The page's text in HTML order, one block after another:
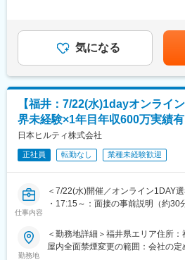
（2）配属先での就業スタート（配
（3）入社3年目～キャリアUP支援
※面談を行い、ご本人の強みを更に
修を受講していただきます。ベテ
充実しています。
ご希望を最大限加味してキャリア
その際、ニーズやポジションに合わ
談、給料UPも叶います！
■当社の魅力：
・ワールドインテックのワークスタ
成をともに考え、自分にあった分野
・実務に必要なスキルを身に付け
あり、様々な技術を身につけること
能性があります。月給(月額)は固定
気になる
【福井：7/22(水)1dayオンライ
界未経験×1年目年収600万実績有
日本ヒルティ株式会社
正社員 転勤なし 業種未経験歓迎
仕事内容
＜7/22(水)開催／オンライン1DAY選
・17:15～：面接の事前説明（約30
※面接URLをご案内します
※後日最終面接実施の可能性もあり
※選考会に参加できない場合、通常
勤務地
＜勤務地詳細＞福井県エリア住所
屋内全面禁煙変更の範囲：会社の定